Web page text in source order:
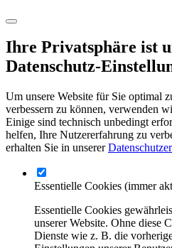
Ihre Privatsphäre ist
Datenschutz-
Um unsere Website für Sie optimal
verbessern zu können, verwenden
Einige sind technisch unbedingt
helfen, Ihre Nutzererfahrung zu
erhalten Sie in unserer
Essentielle Cookies (immer
Essentielle Cookies
unserer Website. Ohne diese
Dienste wie z. B. die